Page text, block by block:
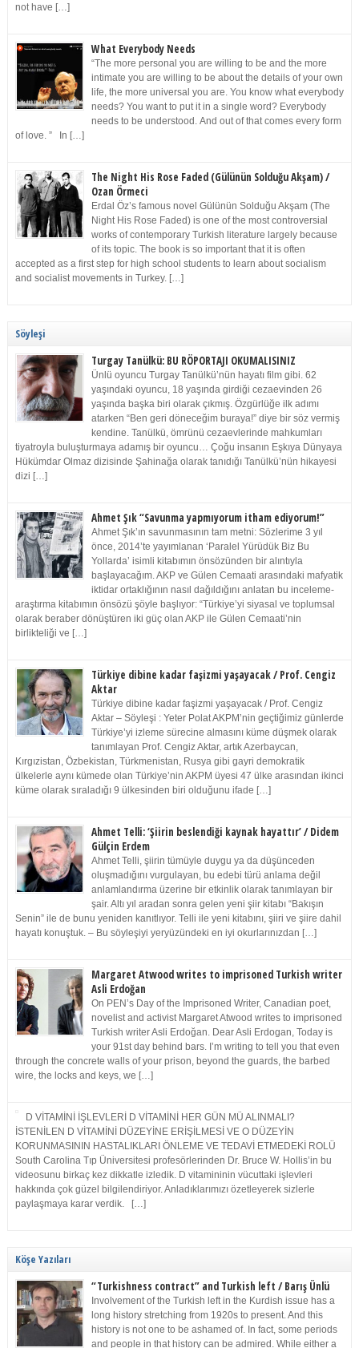
not have […]
What Everybody Needs
“The more personal you are willing to be and the more
intimate you are willing to be about the details of your own
life, the more universal you are. You know what everybody
needs? You want to put it in a single word? Everybody
needs to be understood. And out of that comes every form
of love. ” In […]
The Night His Rose Faded (Gülünün Solduğu Akşam) /
Ozan Örmeci
Erdal Öz’s famous novel Gülünün Solduğu Akşam (The
Night His Rose Faded) is one of the most controversial
works of contemporary Turkish literature largely because
of its topic. The book is so important that it is often
accepted as a first step for high school students to learn about socialism
and socialist movements in Turkey. […]
Söyleşi
Turgay Tanülkü: BU RÖPORTAJI OKUMALISINIZ
Ünlü oyuncu Turgay Tanülkü’nün hayatı film gibi. 62
yaşındaki oyuncu, 18 yaşında girdiği cezaevinden 26
yaşında başka biri olarak çıkmış. Özgürlüğe ilk adımı
atarken “Ben geri döneceğim buraya!” diye bir söz vermiş
kendine. Tanülkü, ömrünü cezaevlerinde mahkumları
tiyatroyla buluşturmaya adamış bir oyuncu… Çoğu insanın Eşkıya Dünyaya
Hükümdar Olmaz dizisinde Şahinağa olarak tanıdığı Tanülkü’nün hikayesi
dizi […]
Ahmet Şık “Savunma yapmıyorum itham ediyorum!”
Ahmet Şık’ın savunmasının tam metni: Sözlerime 3 yıl
önce, 2014’te yayımlanan ‘Paralel Yürüdük Biz Bu
Yollarda’ isimli kitabımın önsözünden bir alıntıyla
başlayacağım. AKP ve Gülen Cemaati arasındaki mafyatik
iktidar ortaklığının nasıl dağıldığını anlatan bu inceleme-
araştırma kitabımın önsözü şöyle başlıyor: “Türkiye’yi siyasal ve toplumsal
olarak beraber dönüştüren iki güç olan AKP ile Gülen Cemaati’nin
birlikteliği ve […]
Türkiye dibine kadar faşizmi yaşayacak / Prof. Cengiz
Aktar
Türkiye dibine kadar faşizmi yaşayacak / Prof. Cengiz
Aktar – Söyleşi : Yeter Polat AKPM’nin geçtiğimiz günlerde
Türkiye’yi izleme sürecine almasını küme düşmek olarak
tanımlayan Prof. Cengiz Aktar, artık Azerbaycan,
Kırgızistan, Özbekistan, Türkmenistan, Rusya gibi gayri demokratik
ülkelerle aynı kümede olan Türkiye’nin AKPM üyesi 47 ülke arasından ikinci
küme olarak sıraladığı 9 ülkesinden biri olduğunu ifade […]
Ahmet Telli: ‘Şiirin beslendiği kaynak hayattır’ / Didem
Gülçin Erdem
Ahmet Telli, şiirin tümüyle duygu ya da düşünceden
oluşmadığını vurgulayan, bu edebi türü anlama değil
anlamlandırma üzerine bir etkinlik olarak tanımlayan bir
şair. Altı yıl aradan sonra gelen yeni şiir kitabı “Bakışın
Senin” ile de bunu yeniden kanıtlıyor. Telli ile yeni kitabını, şiiri ve şiire dahil
hayatı konuştuk. – Bu söyleşiyi yeryüzündeki en iyi okurlarınızdan […]
Margaret Atwood writes to imprisoned Turkish writer
Asli Erdoğan
On PEN’s Day of the Imprisoned Writer, Canadian poet,
novelist and activist Margaret Atwood writes to imprisoned
Turkish writer Asli Erdoğan. Dear Asli Erdogan, Today is
your 91st day behind bars. I’m writing to tell you that even
through the concrete walls of your prison, beyond the guards, the barbed
wire, the locks and keys, we […]
D VİTAMİNİ İŞLEVLERİ D VİTAMİNİ HER GÜN MÜ ALINMALI?
İSTENİLEN D VİTAMİNİ DÜZEYİNE ERİŞİLMESİ VE O DÜZEYİN
KORUNMASININ HASTALIKLARI ÖNLEME VE TEDAVİ ETMEDEKİ ROLÜ
South Carolina Tıp Üniversitesi profesörlerinden Dr. Bruce W. Hollis’in bu
videosunu birkaç kez dikkatle izledik. D vitamininin vücuttaki işlevleri
hakkında çok güzel bilgilendiriyor. Anladıklarımızı özetleyerek sizlerle
paylaşmaya karar verdik. […]
Köşe Yazıları
“Turkishness contract” and Turkish left / Barış Ünlü
Involvement of the Turkish left in the Kurdish issue has a
long history stretching from 1920s to present. And this
history is not one to be ashamed of. In fact, some periods
and people in that history can be admired. While either a